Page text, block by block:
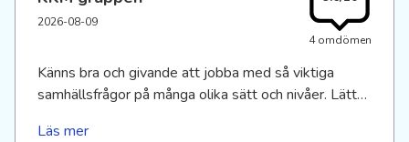
2026-08-09
4 omdömen
Känns bra och givande att jobba med så viktiga
samhällsfrågor på många olika sätt och nivåer. Lätt
Läs mer